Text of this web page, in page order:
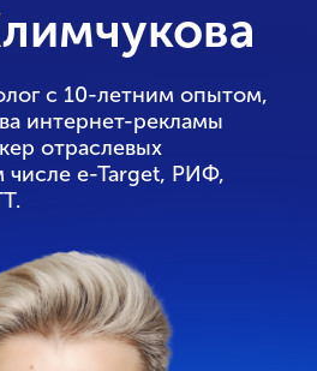
с 10-летним опытом,
интернет-рекламы
отраслевых
числе e-Target, РИФ,